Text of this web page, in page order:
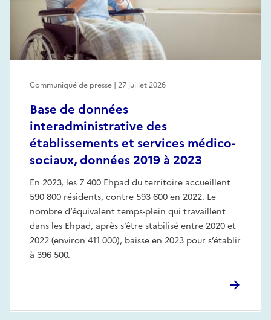
Base de données
interadministrative des
établissements et services médico-
sociaux, données 2019 à 2023
En 2023, les 7 400 Ehpad du territoire accueillent
590 800 résidents, contre 593 600 en 2022. Le
nombre d’équivalent temps-plein qui travaillent
dans les Ehpad, après s’être stabilisé entre 2020 et
2022 (environ 411 000), baisse en 2023 pour s’établir
à 396 500.
Communiqué de presse | 27 juillet 2026